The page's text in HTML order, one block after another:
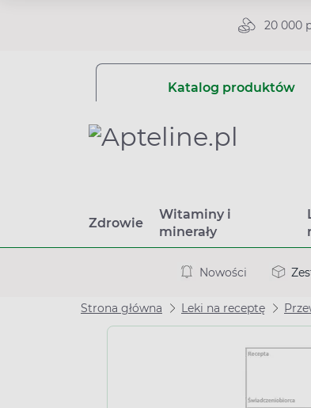
20 000
Katalog produktów
Zdrowie
Witaminy i
minerały
Nowości
Strona główna Leki na receptę